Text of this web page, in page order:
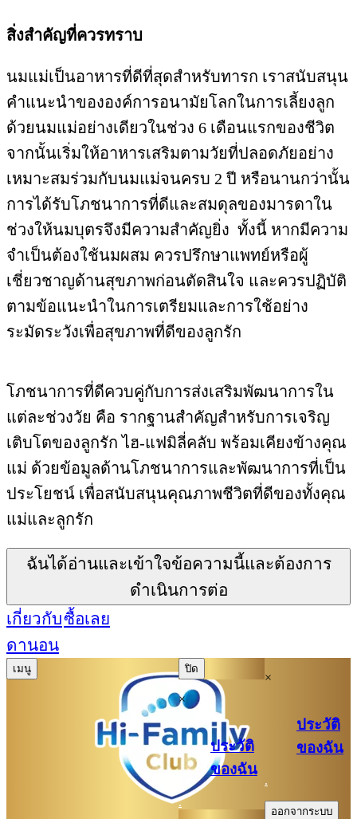
สิ่งสำคัญที่ควรทราบ
นมแม่เป็นอาหารที่ดีที่สุดสำหรับทารก เราสนับสนุน
คำแนะนำขององค์การอนามัยโลกในการเลี้ยงลูก
ด้วยนมแม่อย่างเดียวในช่วง 6 เดือนแรกของชีวิต
จากนั้นเริ่มให้อาหารเสริมตามวัยที่ปลอดภัยอย่าง
เหมาะสมร่วมกับนมแม่จนครบ 2 ปี หรือนานกว่านั้น
การได้รับโภชนาการที่ดีและสมดุลของมารดาใน
ช่วงให้นมบุตรจึงมีความสำคัญยิ่ง ทั้งนี้ หากมีความ
จำเป็นต้องใช้นมผสม ควรปรึกษาแพทย์หรือผู้
เชี่ยวชาญด้านสุขภาพก่อนตัดสินใจ และควรปฏิบัติ
ตามข้อแนะนำในการเตรียมและการใช้อย่าง
ระมัดระวังเพื่อสุขภาพที่ดีของลูกรัก
โภชนาการที่ดีควบคู่กับการส่งเสริมพัฒนาการใน
แต่ละช่วงวัย คือ รากฐานสำคัญสำหรับการเจริญ
เติบโตของลูกรัก ไฮ-แฟมิลี่คลับ พร้อมเคียงข้างคุณ
แม่ ด้วยข้อมูลด้านโภชนาการและพัฒนาการที่เป็น
ประโยชน์ เพื่อสนับสนุนคุณภาพชีวิตที่ดีของทั้งคุณ
แม่และลูกรัก
ฉันได้อ่านและเข้าใจข้อความนี้และต้องการ
ดำเนินการต่อ
เกี่ยวกับ
ดานอน
ซื้อเลย
เมนู ปิด
×
ประวัติ
ของฉัน
.
×
ประวัติ
ของฉัน
.
ออกจากระบบ